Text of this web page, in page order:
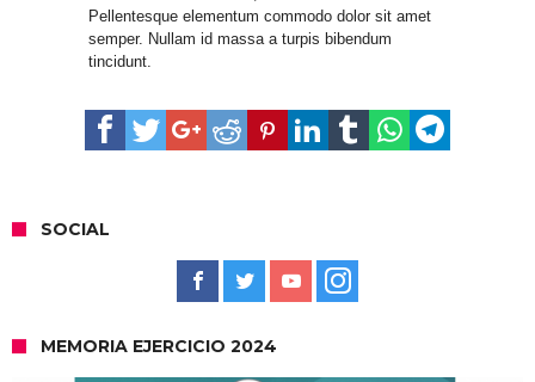
Pellentesque elementum commodo dolor sit amet
semper. Nullam id massa a turpis bibendum
tincidunt.
SOCIAL
MEMORIA EJERCICIO 2024